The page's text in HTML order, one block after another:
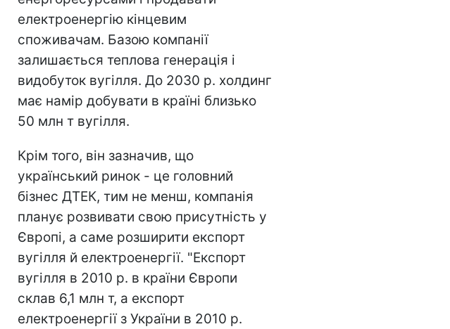
електроенергію кінцевим
споживачам. Базою компанії
залишається теплова генерація і
видобуток вугілля. До 2030 р. холдинг
має намір добувати в країні близько
50 млн т вугілля.
Крім того, він зазначив, що
український ринок - це головний
бізнес ДТЕК, тим не менш, компанія
планує розвивати свою присутність у
Європі, а саме розширити експорт
вугілля й електроенергії. "Експорт
вугілля в 2010 р. в країни Європи
склав 6,1 млн т, а експорт
електроенергії з України в 2010 р.